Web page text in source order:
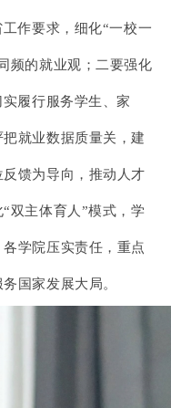
作要求，细化“一校一
频的就业观；二要强化
履行服务学生、家
就业数据质量关，建
馈为导向，推动人才
双主体育人”模式，学
学院压实责任，重点
国家发展大局。